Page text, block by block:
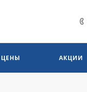
ЦЕНЫ АКЦИИ